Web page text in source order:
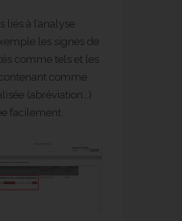
liés à l’analyse
les signes de
comme tels et les
comme
(abréviation…)
facilement.